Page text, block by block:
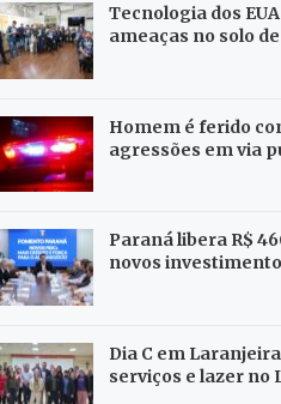
Tecnologia dos
ameaças no solo
Homem é ferido
agressões em via
Paraná libera R$
novos
Dia C em
serviços e lazer no